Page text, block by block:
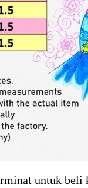
untuk beli